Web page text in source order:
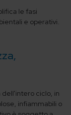
le fasi
e operativi.
dell'intero ciclo, in
infiammabili o